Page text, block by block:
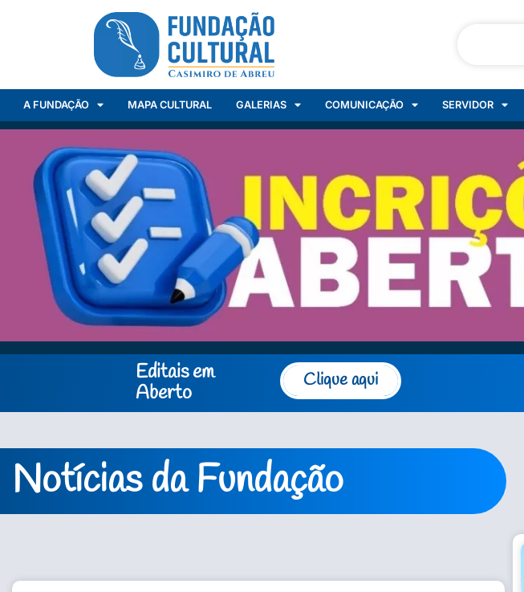
A FUNDAÇÃO MAPA CULTURAL GALERIAS COMUNICAÇÃO SERVIDOR
Editais em
Aberto
Clique aqui
Notícias da Fundação